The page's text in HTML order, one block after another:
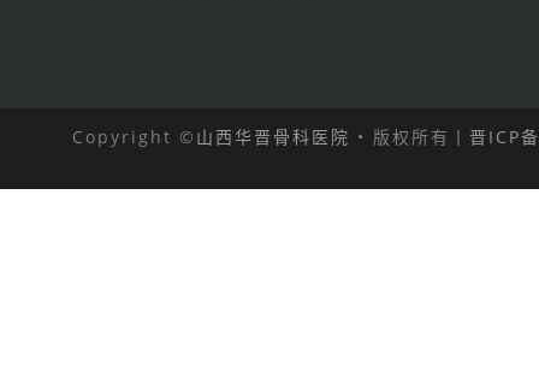
Copyright © 山西华晋骨科医院 • 版权所有丨 晋ICP